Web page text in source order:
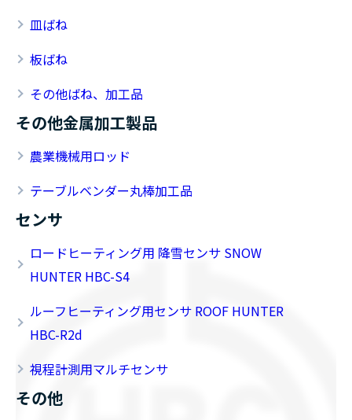
皿ばね
板ばね
その他ばね、加工品
その他金属加工製品
農業機械用ロッド
テーブルベンダー丸棒加工品
センサ
ロードヒーティング用 降雪センサ SNOW
HUNTER HBC-S4
ルーフヒーティング用センサ ROOF HUNTER
HBC-R2d
視程計測用マルチセンサ
その他